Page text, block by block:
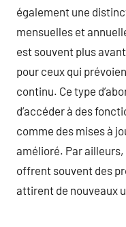
également une
mensuelles et
est souvent plus
pour ceux qui
continu. Ce type
d’accéder à des
comme des mises à
amélioré. Par
offrent souvent des
attirent de nouveaux